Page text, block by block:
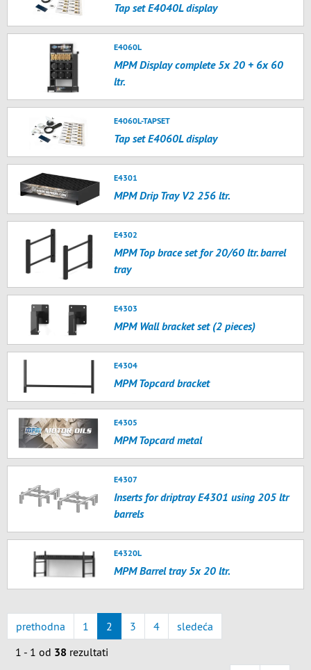
Tap set E4040L display
E4060L
MPM Display complete 5x 20 + 6x 60
ltr.
E4060L-TAPSET
Tap set E4060L display
E4301
MPM Drip Tray V2 256 ltr.
E4302
MPM Top brace set for 20/60 ltr. barrel
tray
E4303
MPM Wall bracket set (2 pieces)
E4304
MPM Topcard bracket
E4305
MPM Topcard metal
E4307
Inserts for driptray E4301 using 205 ltr
barrels
E4320L
MPM Barrel tray 5x 20 ltr.
prethodna 1 2 3 4
sledeća
1 - 1 od 38 rezultati